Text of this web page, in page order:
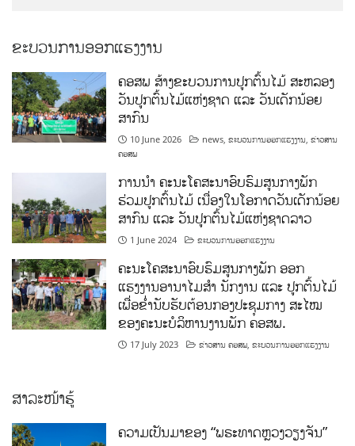
ຂະບວນການອອກແຮງງານ
ຄອສພ ສ້າງຂະບວນການປູກຕົ້ນໄມ້ ສະຫລອງ
ວັນປູກຕົ້ນໄມ້ແຫ່ງຊາດ ແລະ ວັນເດັກນ້ອຍ
ສາກົນ
10 June 2026 news ,ຂະບວນການອອກແຮງງານ ,ຂ່າວສານ
ຄອສພ
ການນໍາ ຄະນະໂຄສະນາອົບຮົມສູນກາງພັກ
ຮ່ວມປູກຕົ້ນໄມ້ ເນື່ອງໃນໂອກາດວັນເດັກນ້ອຍ
ສາກົນ ແລະ ວັນປູກຕົ້ນໄມ້ແຫ່ງຊາດລາວ
1 June 2024 ຂະບວນການອອກແຮງງານ
ຄະນະໂຄສະນາອົບຮົມສູນກາງພັກ ອອກ
ແຮງງານອານາໄມສໍາ ນັກງານ ແລະ ປູກຕົ້ນໄມ້
ເພື່ອຂໍ່ານັບຮັບຕ້ອນກອງປະຊຸມກາງ ສະໄໝ
ຂອງຄະນະບໍລິຫານງານພັກ ຄອສພ.
17 July 2023 ຂ່າວສານ ຄອສພ ,ຂະບວນການອອກແຮງງານ
ສາລະໜ້າຮູ້
ຄວາມເປັນມາຂອງ “ພຣະທາດຫຼວງວຽງຈັນ”